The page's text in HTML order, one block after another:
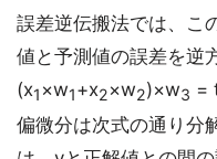
誤差逆伝搬法では、こ
値と予測値の誤差を逆
(x1 ×w1+x2×w2)×w3 =
偏微分は次式の通り分